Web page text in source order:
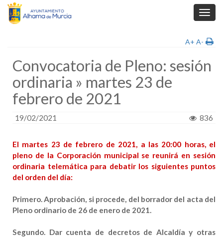
A+ A-
Convocatoria de Pleno: sesión
ordinaria » martes 23 de
febrero de 2021
19/02/2021 836
El martes 23 de febrero de 2021, a las 20:00 horas, el
pleno de la Corporación municipal se reunirá en sesión
ordinaria telemática para debatir los siguientes puntos
del orden del día:
Primero. Aprobación, si procede, del borrador del acta del
Pleno ordinario de 26 de enero de 2021.
Segundo. Dar cuenta de decretos de Alcaldía y otras